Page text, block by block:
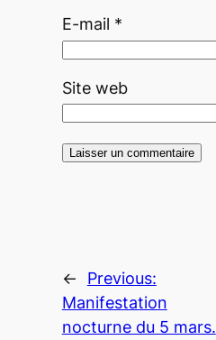
E-mail *
Site web
←
Previous:
Manifestation
nocturne du 5 mars.